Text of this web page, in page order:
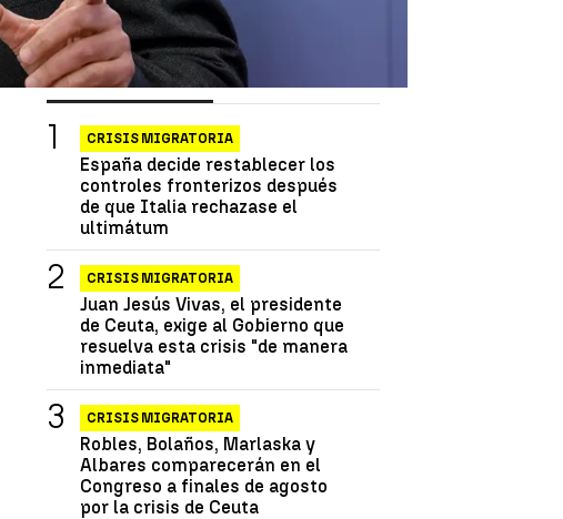
Las más vistas Lo último
CRISIS MIGRATORIA
España decide restablecer los
controles fronterizos después
de que Italia rechazase el
ultimátum
CRISIS MIGRATORIA
Juan Jesús Vivas, el presidente
de Ceuta, exige al Gobierno que
resuelva esta crisis "de manera
inmediata"
CRISIS MIGRATORIA
Robles, Bolaños, Marlaska y
Albares comparecerán en el
Congreso a finales de agosto
por la crisis de Ceuta